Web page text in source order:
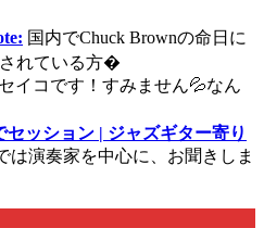
国内でChuck Brownの命日に
れている方�
イコです！すみません💦なん
ッション | ジャズギター寄り
演奏家を中心に、お聞きしま